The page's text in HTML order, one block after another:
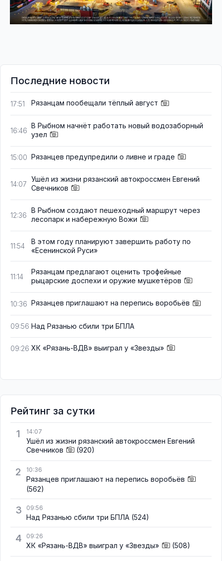
Последние новости
17:51 Рязанцам пообещали тёплый август
16:46
В Рыбном начнёт работать новый водозаборный
узел
15:00 Рязанцев предупредили о ливне и граде
14:07
Ушёл из жизни рязанский автокроссмен Евгений
Свечников
12:36
В Рыбном создают пешеходный маршрут через
лесопарк и набережную Вожи
11:54
В этом году планируют завершить работу по
«Есенинской Руси»
11:14
Рязанцам предлагают оценить трофейные
рыцарские доспехи и оружие мушкетёров
10:36 Рязанцев приглашают на перепись воробьёв
09:56 Над Рязанью сбили три БПЛА
09:26 ХК «Рязань-ВДВ» выиграл у «Звезды»
Рейтинг за сутки
1
14:07
Ушёл из жизни рязанский автокроссмен Евгений
Свечников
(920)
2 10:36
Рязанцев приглашают на перепись воробьёв
(562)
3 09:56
Над Рязанью сбили три БПЛА (524)
4 09:26
ХК «Рязань-ВДВ» выиграл у «Звезды» (508)